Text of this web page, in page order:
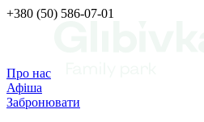
+380 (50) 586-07-01
Про нас
Афіша
Забронювати